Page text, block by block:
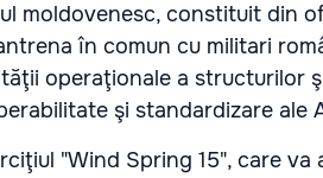
moldovenesc, constituit din
în comun cu militari
operaţionale a structurilor
şi standardizare ale
"Wind Spring 15", care